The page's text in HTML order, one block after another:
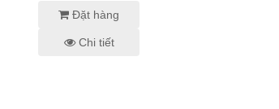
Đặt hàng
Chi tiết